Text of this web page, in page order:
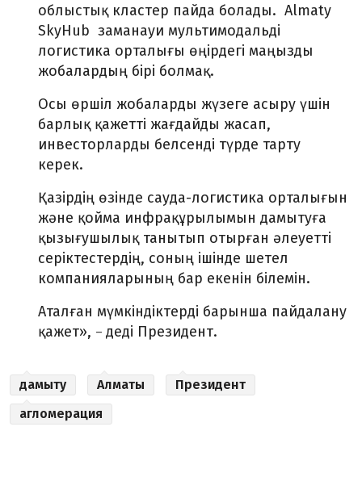
облыстық кластер пайда болады. Almaty
SkyHub заманауи мультимодальді
логистика орталығы өңірдегі маңызды
жобалардың бірі болмақ.
Осы өршіл жобаларды жүзеге асыру үшін
барлық қажетті жағдайды жасап,
инвесторларды белсенді түрде тарту
керек.
Қазірдің өзінде сауда-логистика орталығын
және қойма инфрақұрылымын дамытуға
қызығушылық танытып отырған әлеуетті
серіктестердің, соның ішінде шетел
компанияларының бар екенін білемін.
Аталған мүмкіндіктерді барынша пайдалану
қажет», – деді Президент.
дамыту Алматы
Президент
агломерация